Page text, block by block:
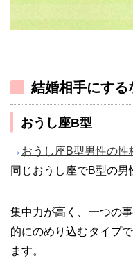
結婚相手にする
おうし座B型
→ おうし座B型男性の性
同じおうし座でB型の男
集中力が高く、一つの
的にのめり込むタイプ
ます。